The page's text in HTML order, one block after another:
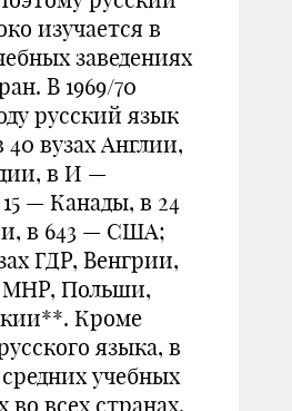
изучается в
заведениях
В 1969/70
русский язык
40 вузах Англии,
в И —
— Канады, в 24
в 643 — США;
ГДР, Венгрии,
МНР, Польши,
Кроме
языка, в
учебных
во всех странах,